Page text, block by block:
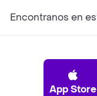
Encontranos en
App Store